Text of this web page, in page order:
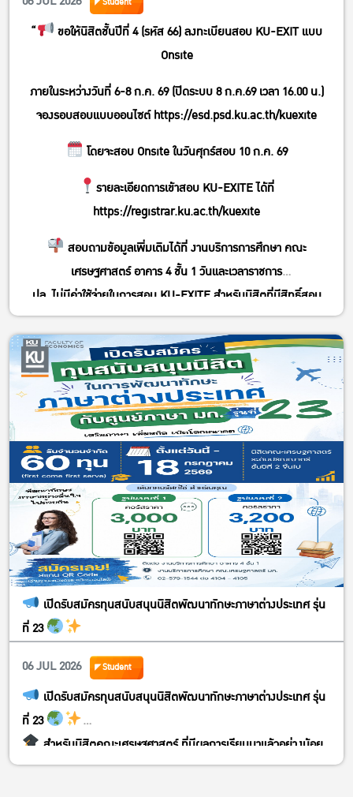
“
ขอให้นิสิตชั้นปีที่ 4 (รหัส 66) ลงทะเบียนสอบ KU-EXIT แบบ
Onsite
ภายในระหว่างวันที่ 6-8 ก.ค. 69 (ปิดระบบ 8 ก.ค.69 เวลา 16.00 น.)
จองรอบสอบแบบออนไซต์https://esd.psd.ku.ac.th/kuexite
โดยจะสอบ Onsite ในวันศุกร์สอบ 10 ก.ค. 69
รายละเอียดการเข้าสอบ KU-EXITE ได้ที่
https://registrar.ku.ac.th/kuexite
สอบถามข้อมูลเพิ่มเติมได้ที่ งานบริการการศึกษา คณะ
เศรษฐศาสตร์ อาคาร 4 ชั้น 1 วันและเวลาราชการ
ปล. ไม่มีค่าใช้จ่ายในการสอบ KU-EXITE สำหรับนิสิตที่มีสิทธิ์สอบ
.มาเข้าร่วมโครงการฯ กันเยอะ ๆ นะ มีรางวัลจ้า “
เปิดรับสมัครทุนสนับสนุนนิสิตพัฒนาทักษะภาษาต่างประเทศ รุ่น
ที่ 23
06 JUL 2026
Student
เปิดรับสมัครทุนสนับสนุนนิสิตพัฒนาทักษะภาษาต่างประเทศ รุ่น
ที่ 23
สำหรับนิสิตคณะเศรษฐศาสตร์ ที่มีผลการเรียนมาแล้วอย่างน้อย
1 ภาคการศึกษา